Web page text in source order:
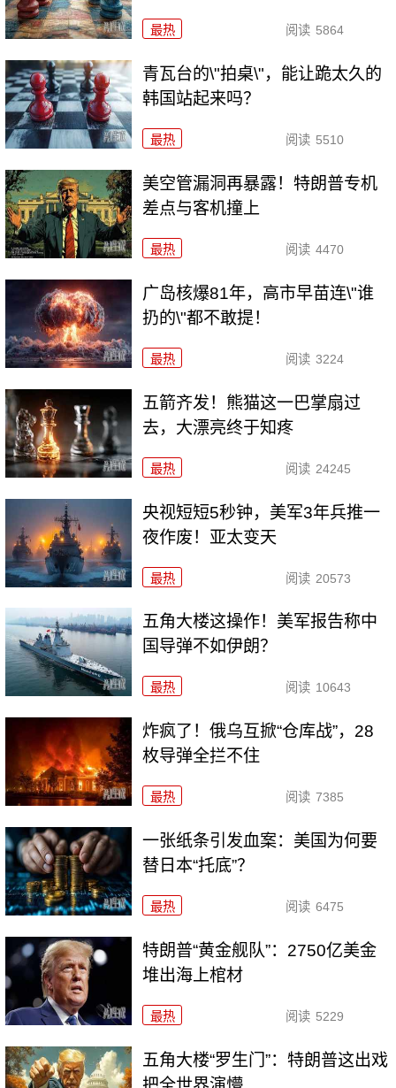
最热 阅读 5864
青瓦台的\"拍桌\"，能让跪太久的
韩国站起来吗？
最热 阅读 5510
美空管漏洞再暴露！特朗普专机
差点与客机撞上
最热 阅读 4470
广岛核爆81年，高市早苗连\"谁
扔的\"都不敢提！
最热 阅读 3224
五箭齐发！熊猫这一巴掌扇过
去，大漂亮终于知疼
最热 阅读 24245
央视短短5秒钟，美军3年兵推一
夜作废！亚太变天
最热 阅读 20573
五角大楼这操作！美军报告称中
国导弹不如伊朗？
最热 阅读 10643
炸疯了！俄乌互掀“仓库战”，28
枚导弹全拦不住
最热 阅读 7385
一张纸条引发血案：美国为何要
替日本“托底”？
最热 阅读 6475
特朗普“黄金舰队”：2750亿美金
堆出海上棺材
最热 阅读 5229
五角大楼“罗生门”：特朗普这出戏